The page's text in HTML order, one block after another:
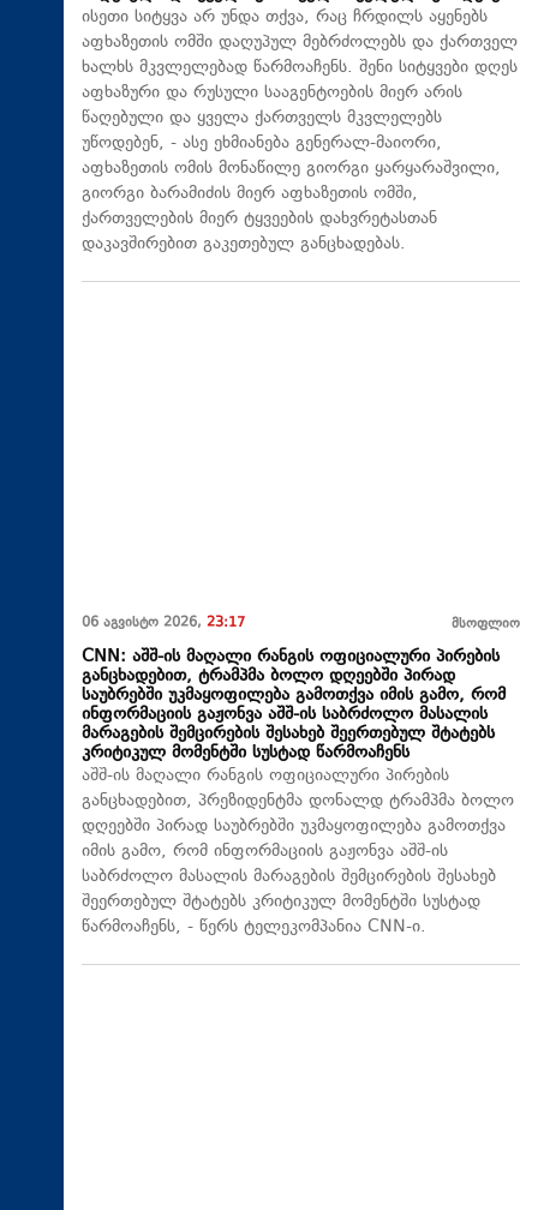
ისეთი სიტყვა არ უნდა თქვა, რაც ჩრდილს აყენებს
აფხაზეთის ომში დაღუპულ მებრძოლებს და ქართველ
ხალხს მკვლელებად წარმოაჩენს. შენი სიტყვები დღეს
აფხაზური და რუსული სააგენტოების მიერ არის
წაღებული და ყველა ქართველს მკვლელებს
უწოდებენ, - ასე ეხმიანება გენერალ-მაიორი,
აფხაზეთის ომის მონაწილე გიორგი ყარყარაშვილი,
გიორგი ბარამიძის მიერ აფხაზეთის ომში,
ქართველების მიერ ტყვეების დახვრეტასთან
დაკავშირებით გაკეთებულ განცხადებას.
06 აგვისტო 2026, 23:17 მსოფლიო
CNN: აშშ-ის მაღალი რანგის ოფიციალური პირების
განცხადებით, ტრამპმა ბოლო დღეებში პირად
საუბრებში უკმაყოფილება გამოთქვა იმის გამო, რომ
ინფორმაციის გაჟონვა აშშ-ის საბრძოლო მასალის
მარაგების შემცირების შესახებ შეერთებულ შტატებს
კრიტიკულ მომენტში სუსტად წარმოაჩენს
აშშ-ის მაღალი რანგის ოფიციალური პირების
განცხადებით, პრეზიდენტმა დონალდ ტრამპმა ბოლო
დღეებში პირად საუბრებში უკმაყოფილება გამოთქვა
იმის გამო, რომ ინფორმაციის გაჟონვა აშშ-ის
საბრძოლო მასალის მარაგების შემცირების შესახებ
შეერთებულ შტატებს კრიტიკულ მომენტში სუსტად
წარმოაჩენს, - წერს ტელეკომპანია CNN-ი.